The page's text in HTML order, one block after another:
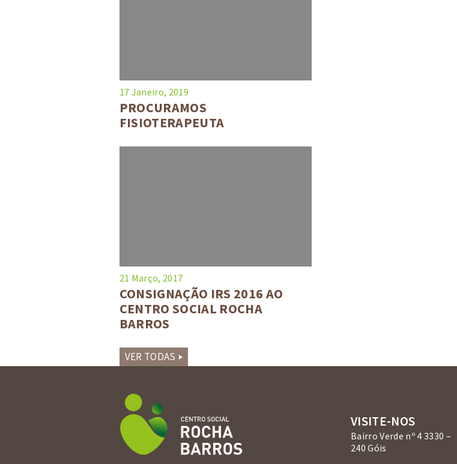
17 Janeiro, 2019
PROCURAMOS
FISIOTERAPEUTA
21 Março, 2017
CONSIGNAÇÃO IRS 2016 AO
CENTRO SOCIAL ROCHA
BARROS
VER TODAS
VISITE-NOS
Bairro Verde nº 4 3330 –
240 Góis